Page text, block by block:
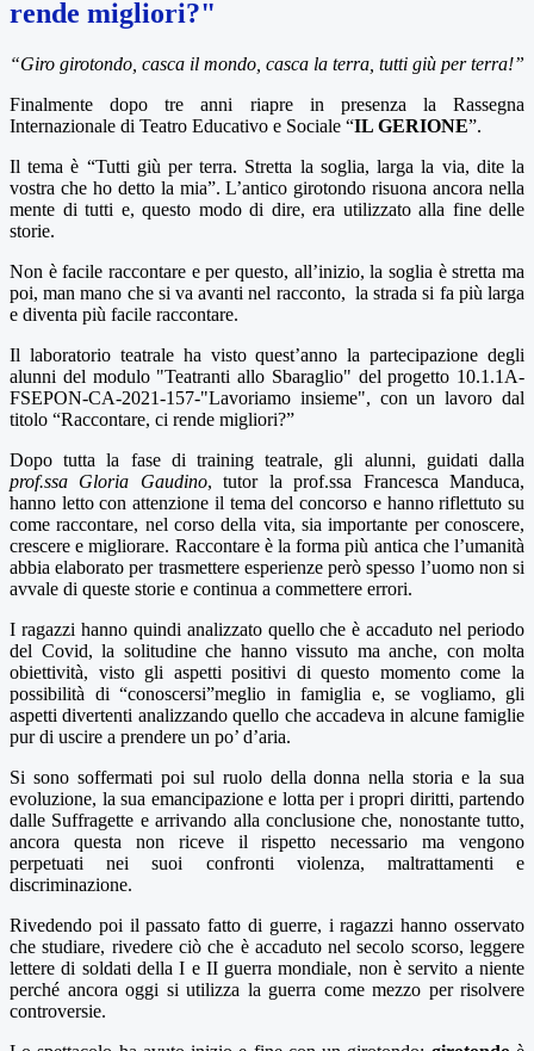
rende migliori?"
“Giro girotondo, casca il mondo, casca la terra, tutti giù per terra!”
Finalmente dopo tre anni riapre in presenza la Rassegna
Internazionale di Teatro Educativo e Sociale “IL GERIONE”.
Il tema è “Tutti giù per terra. Stretta la soglia, larga la via, dite la
vostra che ho detto la mia”. L’antico girotondo risuona ancora nella
mente di tutti e, questo modo di dire, era utilizzato alla fine delle
storie.
Non è facile raccontare e per questo, all’inizio, la soglia è stretta ma
poi, man mano che si va avanti nel racconto, la strada si fa più larga
e diventa più facile raccontare.
Il laboratorio teatrale ha visto quest’anno la partecipazione degli
alunni del modulo "Teatranti allo Sbaraglio" del progetto 10.1.1A-
FSEPON-CA-2021-157-"Lavoriamo insieme", con un lavoro dal
titolo “Raccontare, ci rende migliori?”
Dopo tutta la fase di training teatrale, gli alunni, guidati dalla
prof.ssa Gloria Gaudino, tutor la prof.ssa Francesca Manduca,
hanno letto con attenzione il tema del concorso e hanno riflettuto su
come raccontare, nel corso della vita, sia importante per conoscere,
crescere e migliorare. Raccontare è la forma più antica che l’umanità
abbia elaborato per trasmettere esperienze però spesso l’uomo non si
avvale di queste storie e continua a commettere errori.
I ragazzi hanno quindi analizzato quello che è accaduto nel periodo
del Covid, la solitudine che hanno vissuto ma anche, con molta
obiettività, visto gli aspetti positivi di questo momento come la
possibilità di “conoscersi”meglio in famiglia e, se vogliamo, gli
aspetti divertenti analizzando quello che accadeva in alcune famiglie
pur di uscire a prendere un po’ d’aria.
Si sono soffermati poi sul ruolo della donna nella storia e la sua
evoluzione, la sua emancipazione e lotta per i propri diritti, partendo
dalle Suffragette e arrivando alla conclusione che, nonostante tutto,
ancora questa non riceve il rispetto necessario ma vengono
perpetuati nei suoi confronti violenza, maltrattamenti e
discriminazione.
Rivedendo poi il passato fatto di guerre, i ragazzi hanno osservato
che studiare, rivedere ciò che è accaduto nel secolo scorso, leggere
lettere di soldati della I e II guerra mondiale, non è servito a niente
perché ancora oggi si utilizza la guerra come mezzo per risolvere
controversie.